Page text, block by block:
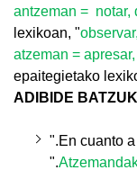
antzeman = notar,
lexikoan, "
atzeman =
epaitegietako
ADIBIDE BATZUK
".En cuanto
".